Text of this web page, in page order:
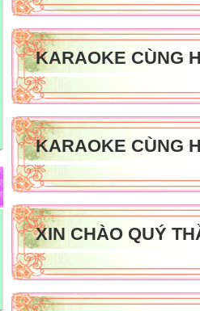
KARAOKE CÙNG
KARAOKE CÙNG
XIN CHÀO QUÝ